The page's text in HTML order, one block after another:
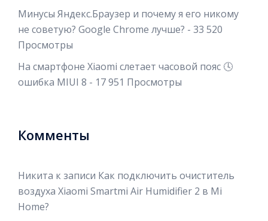
Минусы Яндекс.Браузер и почему я его никому
не советую? Google Chrome лучше? - 33 520
Просмотры
На смартфоне Xiaomi слетает часовой пояс 🕓
ошибка MIUI 8 - 17 951 Просмотры
Комменты
Никита к записи Как подключить очиститель
воздуха Xiaomi Smartmi Air Humidifier 2 в Mi
Home?